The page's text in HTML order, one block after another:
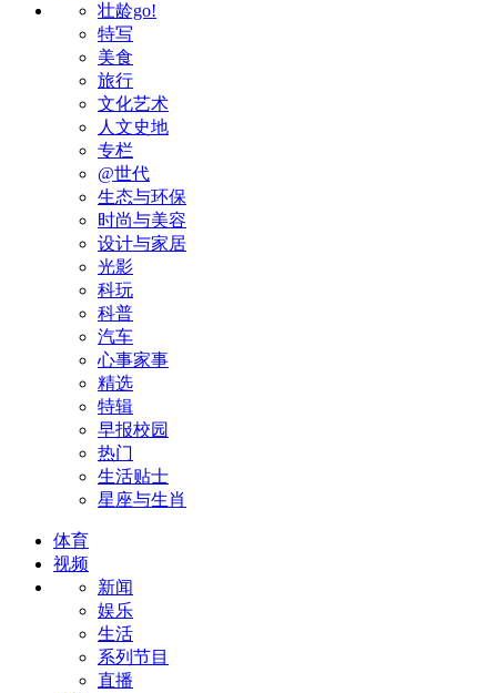
壮龄go!
特写
美食
旅行
文化艺术
人文史地
专栏
@世代
生态与环保
时尚与美容
设计与家居
光影
科玩
科普
汽车
心事家事
精选
特辑
早报校园
热门
生活贴士
星座与生肖
体育
视频
新闻
娱乐
生活
系列节目
直播